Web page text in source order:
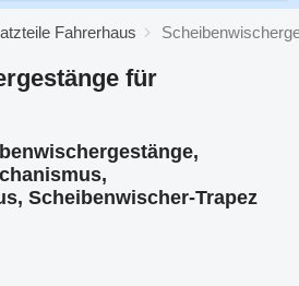
Fahrerhaus
für
Scheibenwischer-Trapez